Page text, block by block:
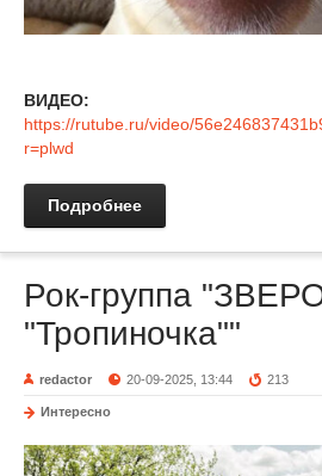
ВИДЕО:
https://rutube.ru/video/
r=plwd
Подробнее
Рок-группа
"Тропиночка""
redactor 20-09-2025, 13:44 213
Интересно